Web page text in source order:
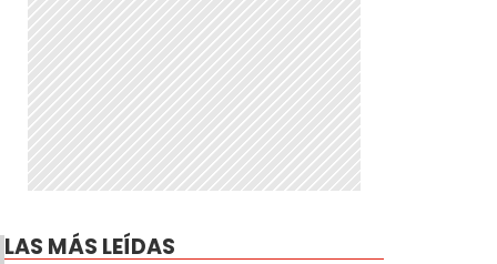
LAS MÁS LEÍDAS